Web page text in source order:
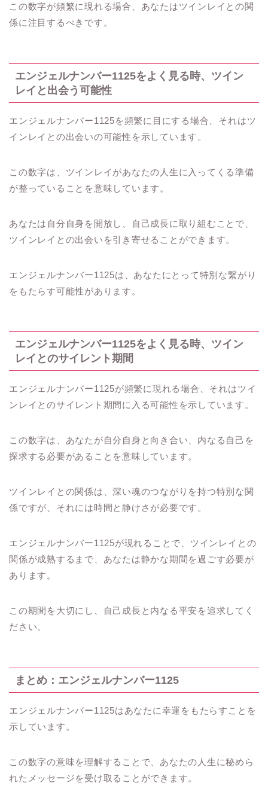
この数字が頻繁に現れる場合、あなたはツインレイとの関
係に注目するべきです。
エンジェルナンバー1125をよく見る時、ツイン
レイと出会う可能性
エンジェルナンバー1125を頻繁に目にする場合、それはツ
インレイとの出会いの可能性を示しています。
この数字は、ツインレイがあなたの人生に入ってくる準備
が整っていることを意味しています。
あなたは自分自身を開放し、自己成長に取り組むことで、
ツインレイとの出会いを引き寄せることができます。
エンジェルナンバー1125は、あなたにとって特別な繋がり
をもたらす可能性があります。
エンジェルナンバー1125をよく見る時、ツイン
レイとのサイレント期間
エンジェルナンバー1125が頻繁に現れる場合、それはツイ
ンレイとのサイレント期間に入る可能性を示しています。
この数字は、あなたが自分自身と向き合い、内なる自己を
探求する必要があることを意味しています。
ツインレイとの関係は、深い魂のつながりを持つ特別な関
係ですが、それには時間と静けさが必要です。
エンジェルナンバー1125が現れることで、ツインレイとの
関係が成熟するまで、あなたは静かな期間を過ごす必要が
あります。
この期間を大切にし、自己成長と内なる平安を追求してく
ださい。
まとめ：エンジェルナンバー1125
エンジェルナンバー1125はあなたに幸運をもたらすことを
示しています。
この数字の意味を理解することで、あなたの人生に秘めら
れたメッセージを受け取ることができます。